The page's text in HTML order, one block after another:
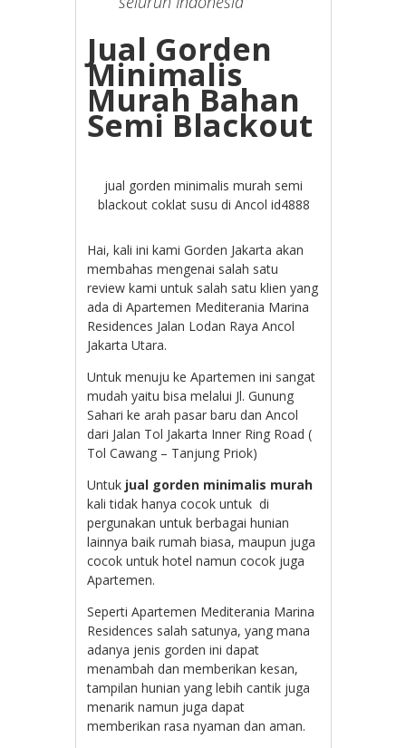
Jual Gorden
Minimalis
Murah Bahan
Semi Blackout
jual gorden minimalis murah semi
blackout coklat susu di Ancol id4888
Hai, kali ini kami Gorden Jakarta akan
membahas mengenai salah satu
review kami untuk salah satu klien yang
ada di Apartemen Mediterania Marina
Residences Jalan Lodan Raya Ancol
Jakarta Utara.
Untuk menuju ke Apartemen ini sangat
mudah yaitu bisa melalui Jl. Gunung
Sahari ke arah pasar baru dan Ancol
dari Jalan Tol Jakarta Inner Ring Road (
Tol Cawang – Tanjung Priok)
Untuk jual gorden minimalis murah
kali tidak hanya cocok untuk di
pergunakan untuk berbagai hunian
lainnya baik rumah biasa, maupun juga
cocok untuk hotel namun cocok juga
Apartemen.
Seperti Apartemen Mediterania Marina
Residences salah satunya, yang mana
adanya jenis gorden ini dapat
menambah dan memberikan kesan,
tampilan hunian yang lebih cantik juga
menarik namun juga dapat
memberikan rasa nyaman dan aman.